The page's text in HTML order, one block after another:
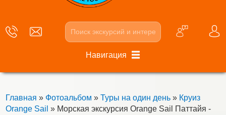
Навигация
Главная » Фотоальбом » Туры на один день» Круиз
Orange Sail » Морская экскурсия Orange Sail Паттайя -